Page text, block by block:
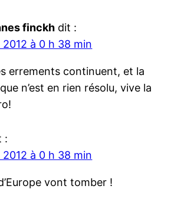
finckh dit :
à 0 h 38 min
errements continuent, et la
n’est en rien résolu, vive la
:
à 0 h 38 min
vont tomber !